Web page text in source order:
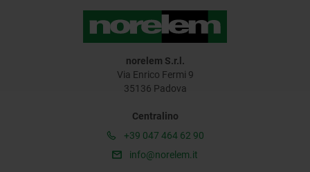
norelem S.r.l.
Via Enrico Fermi 9
35136 Padova
Centralino
+39 047 464 62 90
info@norelem.it